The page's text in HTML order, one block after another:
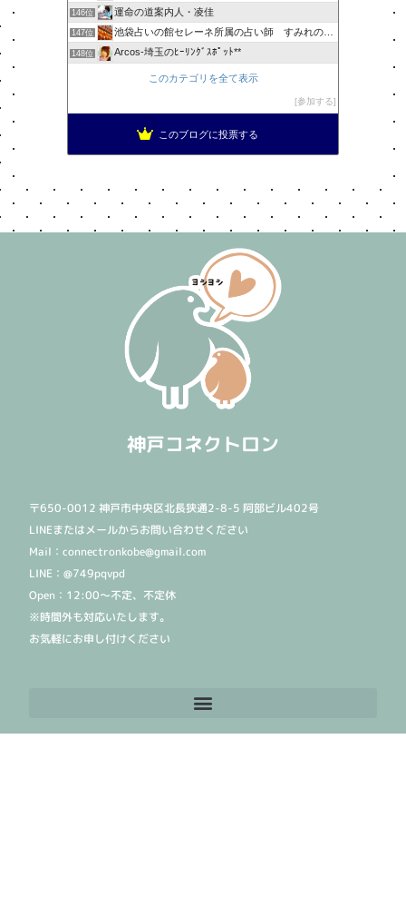
146位 運命の道案内人・凌佳
147位 池袋占いの館セレーネ所属の占い師 すみれのブログ
148位 Arcos-埼玉のﾋｰﾘﾝｸﾞｽﾎﾟｯﾄ**
このカテゴリを全て表示
参加する
このブログに投票する
神戸コネクトロン
〒650-0012 神戸市中央区北長狭通2-8-5 阿部ビル402号
LINEまたはメールからお問い合わせください
Mail：connectronkobe@gmail.com
LINE：@749pqvpd
Open：12:00〜不定、不定休
※時間外も対応いたします。
お気軽にお申し付けください